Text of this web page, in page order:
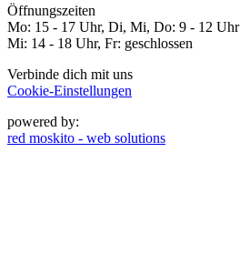
Öffnungszeiten
Mo: 15 - 17 Uhr, Di, Mi, Do: 9 - 12 Uhr
Mi: 14 - 18 Uhr, Fr: geschlossen
Verbinde dich mit uns
Cookie-Einstellungen
powered by:
red moskito - web solutions